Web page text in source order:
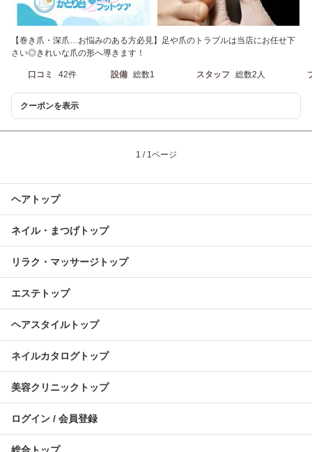
【巻き爪・深爪…お悩みのある方必見】足や爪のトラブルは当店にお任せ下
さい◎きれいな爪の形へ導きます！
口コミ 42件 設備 総数1 スタッフ 総数2人
クーポンを表示
1 / 1ページ
ヘアトップ
ネイル・まつげトップ
リラク・マッサージトップ
エステトップ
ヘアスタイルトップ
ネイルカタログトップ
美容クリニックトップ
ログイン / 会員登録